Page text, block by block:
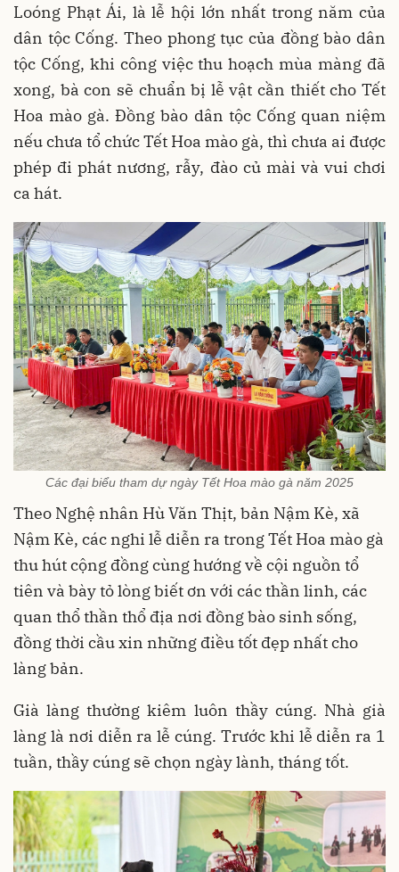
Loóng Phạt Ái, là lễ hội lớn nhất trong năm của
dân tộc Cống. Theo phong tục của đồng bào dân
tộc Cống, khi công việc thu hoạch mùa màng đã
xong, bà con sẽ chuẩn bị lễ vật cần thiết cho Tết
Hoa mào gà. Đồng bào dân tộc Cống quan niệm
nếu chưa tổ chức Tết Hoa mào gà, thì chưa ai được
phép đi phát nương, rẫy, đào củ mài và vui chơi
ca hát.
Các đại biểu tham dự ngày Tết Hoa mào gà năm 2025
Theo Nghệ nhân Hù Văn Thịt, bản Nậm Kè, xã
Nậm Kè, các nghi lễ diễn ra trong Tết Hoa mào gà
thu hút cộng đồng cùng hướng về cội nguồn tổ
tiên và bày tỏ lòng biết ơn với các thần linh, các
quan thổ thần thổ địa nơi đồng bào sinh sống,
đồng thời cầu xin những điều tốt đẹp nhất cho
làng bản.
Già làng thường kiêm luôn thầy cúng. Nhà già
làng là nơi diễn ra lễ cúng. Trước khi lễ diễn ra 1
tuần, thầy cúng sẽ chọn ngày lành, tháng tốt.